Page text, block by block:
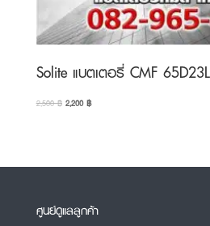
Solite แบตเตอรี่ CMF 65D23L
2,500฿ Original
2,200฿Current
ศูนย์ดูแลลูกค้า